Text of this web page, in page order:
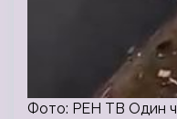
Фото: РЕН ТВ Один